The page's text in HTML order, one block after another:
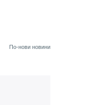
По-нови новини